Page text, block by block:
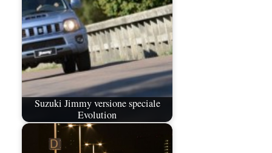
Suzuki Jimmy versione speciale
Evolution